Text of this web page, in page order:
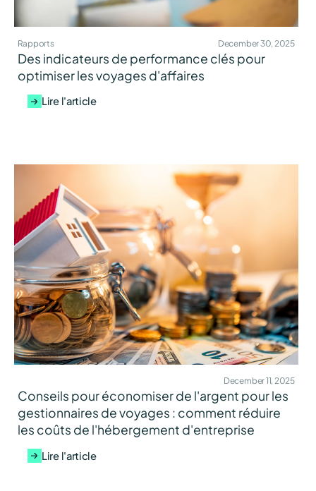
Rapports December 30, 2025
Des indicateurs de performance clés pour
optimiser les voyages d'affaires
Lire l'article
December 11, 2025
Conseils pour économiser de l'argent pour les
gestionnaires de voyages : comment réduire
les coûts de l'hébergement d'entreprise
Lire l'article